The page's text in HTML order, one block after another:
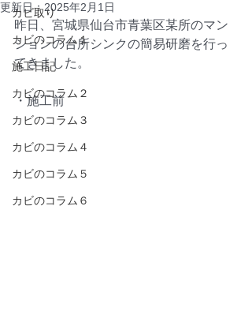
カビ取り
カビのコラム１
施工日記
カビのコラム２
カビのコラム３
カビのコラム４
カビのコラム５
カビのコラム６
更新日：2025年2月1日
昨日、宮城県仙台市青葉区某所のマン
ションの台所シンクの簡易研磨を行っ
てきました。
・施工前